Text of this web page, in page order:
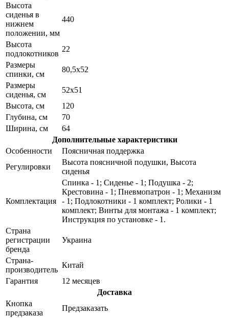
Высота
сиденья в
нижнем
положении, мм
440
Высота
подлокотников
22
Размеры
спинки, см
80,5х52
Размеры
сиденья, см
52х51
Высота, см
120
Глубина, см
70
Ширина, см
64
Дополнительные характеристики
Особенности
Поясничная поддержка
Регулировки
Высота поясничной подушки, Высота
сиденья
Комплектация
Спинка - 1; Сиденье - 1; Подушка - 2;
Крестовина - 1; Пневмопатрон - 1; Механизм
- 1; Подлокотники - 1 комплект; Ролики - 1
комплект; Винты для монтажа - 1 комплект;
Инструкция по установке - 1.
Страна
регистрации
бренда
Украина
Страна-
производитель
Китай
Гарантия
12 месяцев
Доставка
Кнопка
предзаказа
Предзаказать